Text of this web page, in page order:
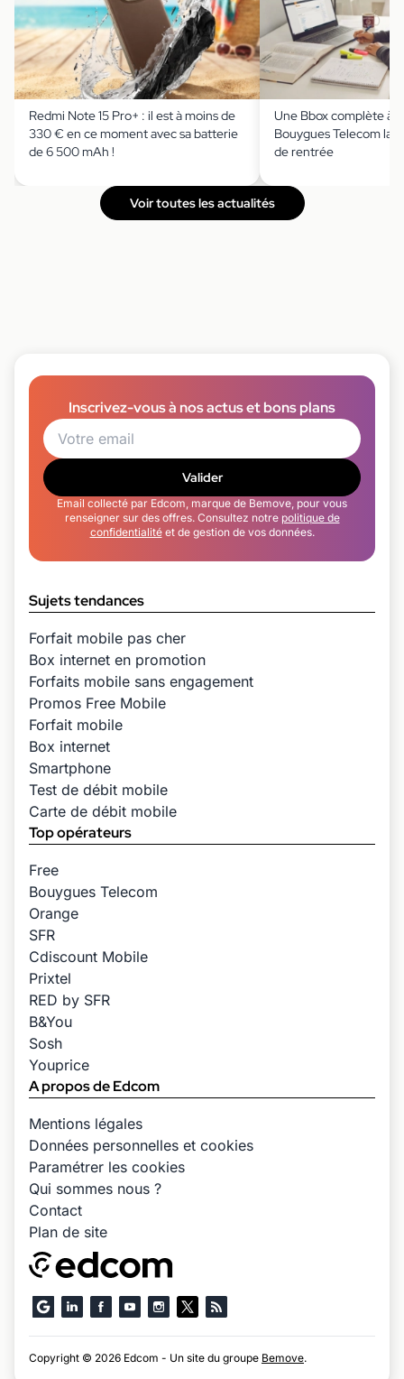
Redmi Note 15 Pro+ : il est à moins de
330 € en ce moment avec sa batterie
de 6 500 mAh !
Une Bbox complète à
Bouygues Telecom
de rentrée
Voir toutes les actualités
Inscrivez-vous à nos actus et bons plans
Valider
Email collecté par Edcom, marque de Bemove, pour vous
renseigner sur des offres. Consultez notre politique de
confidentialitéet de gestion de vos données.
Sujets tendances
Forfait mobile pas cher
Box internet en promotion
Forfaits mobile sans engagement
Promos Free Mobile
Forfait mobile
Box internet
Smartphone
Test de débit mobile
Carte de débit mobile
Top opérateurs
Free
Bouygues Telecom
Orange
SFR
Cdiscount Mobile
Prixtel
RED by SFR
B&You
Sosh
Youprice
A propos de Edcom
Mentions légales
Données personnelles et cookies
Paramétrer les cookies
Qui sommes nous ?
Contact
Plan de site
Copyright © 2026 Edcom - Un site du groupe Bemove.